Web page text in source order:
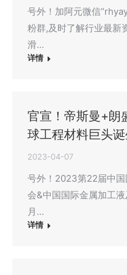
号外！加阿元微信
粉群,及时了解行业最新
滑…
详情
官宣！帝斯曼+朗
球工程材料巨头诞
2023-04-07
号外！2023第22届中
会&中国国际金属加工
月…
详情